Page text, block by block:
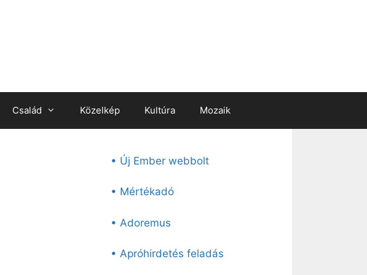
Család Közelkép Kultúra Mozaik
• Új Ember webbolt
• Mértékadó
• Adoremus
• Apróhirdetés feladás